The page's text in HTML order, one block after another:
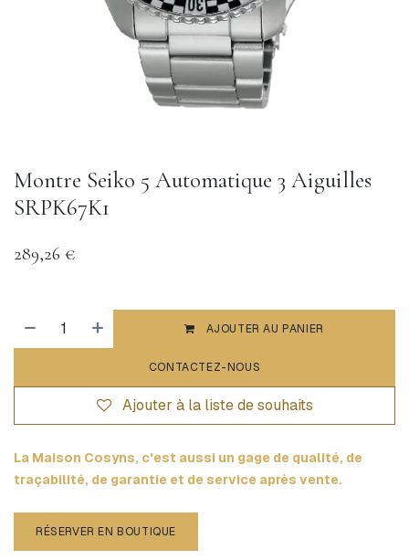
Montre Seiko 5 Automatique 3 Aiguilles
SRPK67K1
289,26 €
AJOUTER AU PANIER
CONTACTEZ-NOUS
Ajouter à la liste de souhaits
La Maison Cosyns, c'est aussi un gage de qualité, de
traçabilité, de garantie et de service après vente.
RÉSERVER EN BOUTIQUE